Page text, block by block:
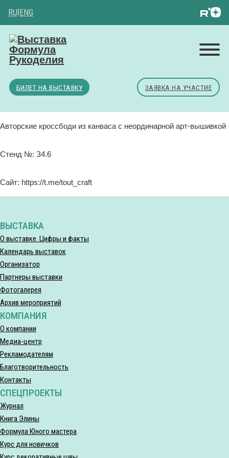
RU|ENG
БИЛЕТ НА ВЫСТАВКУ ЗАЯВКА НА УЧАСТИЕ
Авторские кроссбоди из канваса с неординарной арт-вышивкой
Стенд №: З4.6
Сайт: https://t.me/tout_craft
ВЫСТАВКА
О выставке. Цифры и факты
Календарь выставок
Организатор
Партнеры выставки
Фотогалерея
Архив мероприятий
КОМПАНИЯ
О компании
Медиа-центр
Рекламодателям
Благотворительность
Контакты
СПЕЦПРОЕКТЫ
Журнал
Книга Элины
Формула Юного мастера
Курс для новичков